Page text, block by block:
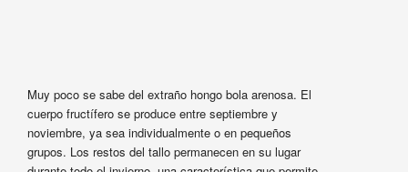
Muy poco se sabe del extraño hongo bola arenosa. El
cuerpo fructífero se produce entre septiembre y
noviembre, ya sea individualmente o en pequeños
grupos. Los restos del tallo permanecen en su lugar